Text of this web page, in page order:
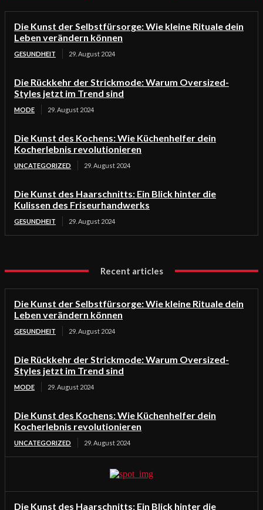
Die Kunst der Selbstfürsorge: Wie kleine Rituale dein
Leben verändern können
GESUNDHEIT 29. August 2024
Die Rückkehr der Strickmode: Warum Oversized-
Styles jetzt im Trend sind
MODE 29. August 2024
Die Kunst des Kochens: Wie Küchenhelfer dein
Kocherlebnis revolutionieren
UNCATEGORIZED 29. August 2024
Die Kunst des Haarschnitts: Ein Blick hinter die
Kulissen des Friseurhandwerks
GESUNDHEIT 29. August 2024
Recent articles
Die Kunst der Selbstfürsorge: Wie kleine Rituale dein
Leben verändern können
GESUNDHEIT 29. August 2024
Die Rückkehr der Strickmode: Warum Oversized-
Styles jetzt im Trend sind
MODE 29. August 2024
Die Kunst des Kochens: Wie Küchenhelfer dein
Kocherlebnis revolutionieren
UNCATEGORIZED 29. August 2024
Die Kunst des Haarschnitts: Ein Blick hinter die